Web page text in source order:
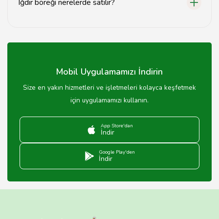
Iğdır böreği nerelerde satılır?
satılmaktadır.
Mobil Uygulamamızı İndirin
Size en yakın hizmetleri ve işletmeleri kolayca keşfetmek
için uygulamamızı kullanın.
App Store'dan
İndir
Google Play'den
İndir